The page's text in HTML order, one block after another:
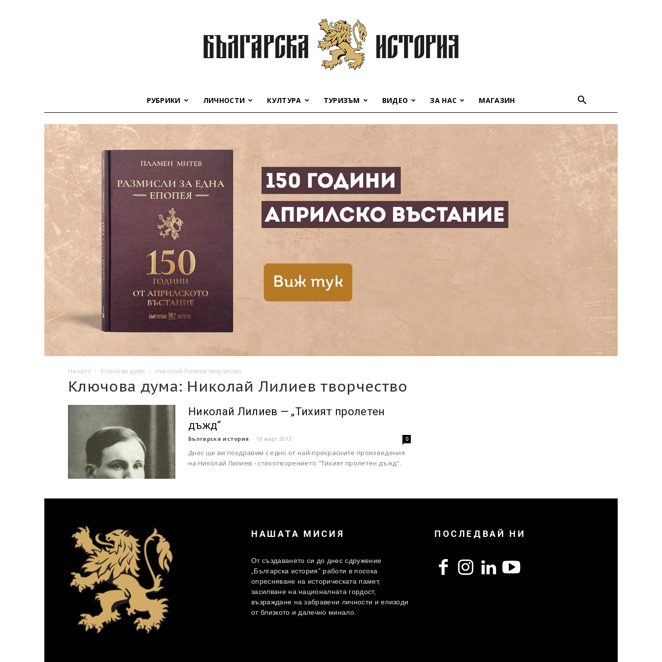
история
РУБРИКИ ЛИЧНОСТИ КУЛТУРА ТУРИЗЪМ ВИДЕО ЗА НАС МАГАЗИН
Начало Ключови думи Николай Лилиев творчество
Ключова дума: Николай Лилиев творчество
Николай Лилиев — „Тихият пролетен
дъжд“
Българска история - 18 март 2013 0
Днес ще ви поздравим с едно от най-прекрасните произведения
на Николай Лилиев - стихотворението "Тихият пролетен дъжд".
НАШАТА МИСИЯ
От създаването си до днес сдружение
„Българска история” работи в посока
опресняване на историческата памет,
засилване на националната гордост,
възраждане на забравени личности и епизоди
от близкото и далечно минало.
ПОСЛЕДВАЙ НИ